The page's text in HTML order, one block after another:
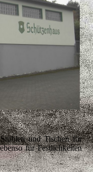
und Tischen für
für Festlichkeiten